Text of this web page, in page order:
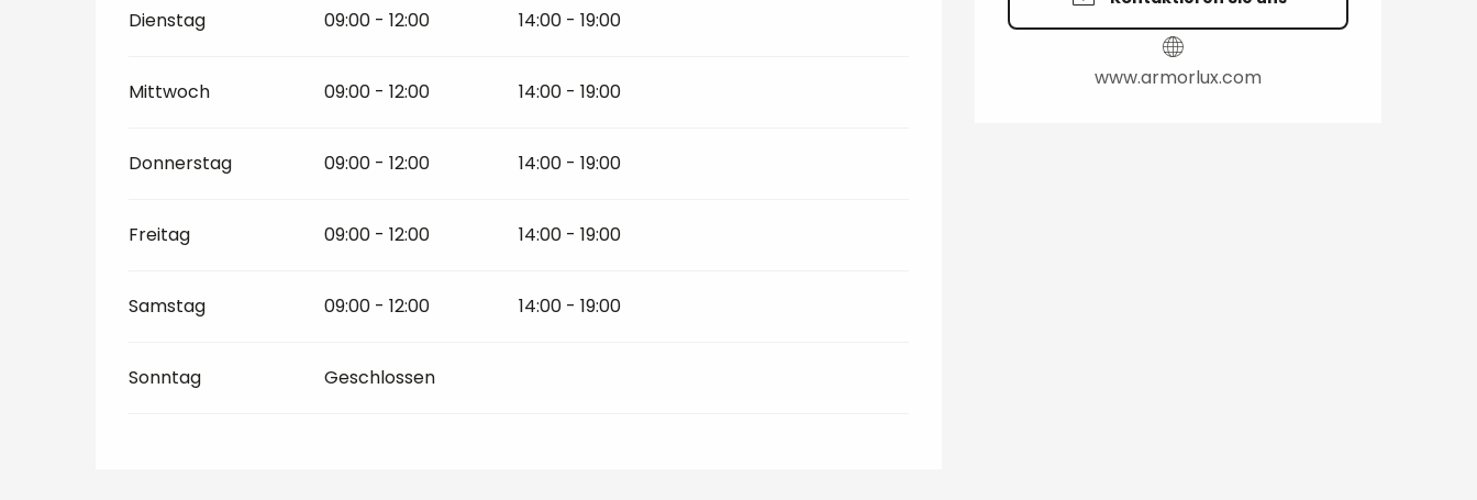
www.armorlux.com
Dienstag 09:00 - 12:00 14:00 - 19:00
Mittwoch 09:00 - 12:00 14:00 - 19:00
Donnerstag 09:00 - 12:00 14:00 - 19:00
Freitag 09:00 - 12:00 14:00 - 19:00
Samstag 09:00 - 12:00 14:00 - 19:00
Sonntag Geschlossen